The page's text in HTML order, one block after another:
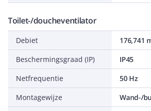
Toilet-/doucheventilator
Debiet
176,741
Beschermingsgraad (IP)
IP45
Netfrequentie
50 Hz
Montagewijze
Wand-/